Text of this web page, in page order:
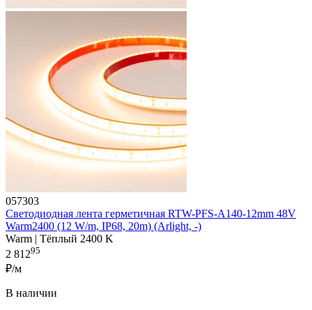
057303
Светодиодная лента герметичная RTW-PFS-A140-12mm 48V
Warm2400 (12 W/m, IP68, 20m) (Arlight, -)
Warm | Тёплый 2400 K
2 81295
₽/м
В наличии